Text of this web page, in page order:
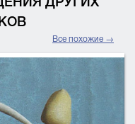
Все похожие →